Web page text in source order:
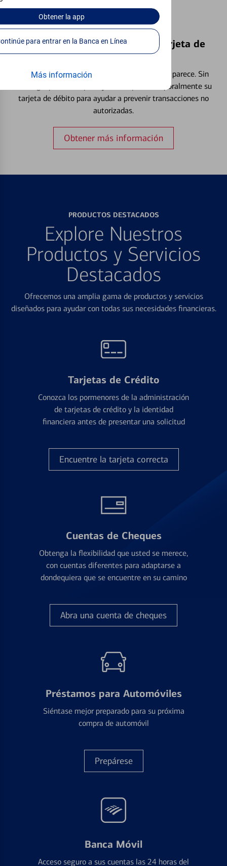
Obtenerla app
Continúe para entrar en la Banca en Línea
Más información
Bloquear y Desbloquear una Tarjeta de
Débito⁴
Extraviar una tarjeta es más común de lo que parece. Sin
embargo, puede bloquear y desbloquear temporalmente su
tarjeta de débito para ayudar a prevenir transacciones no
autorizadas.
Obtener más información
PRODUCTOS DESTACADOS
Explore Nuestros
Productos y Servicios
Destacados
Ofrecemos una amplia gama de productos y servicios
diseñados para ayudar con todas sus necesidades financieras.
Tarjetas de Crédito
Conozca los pormenores de la administración
de tarjetas de crédito y la identidad
financiera antes de presentar una solicitud
Encuentre la tarjeta correcta
Cuentas de Cheques
Obtenga la flexibilidad que usted se merece,
con cuentas diferentes para adaptarse a
dondequiera que se encuentre en su camino
Abra una cuenta de cheques
Préstamos para Automóviles
Siéntase mejor preparado para su próxima
compra de automóvil
Prepárese
Banca Móvil
Acceso seguro a sus cuentas las 24 horas del